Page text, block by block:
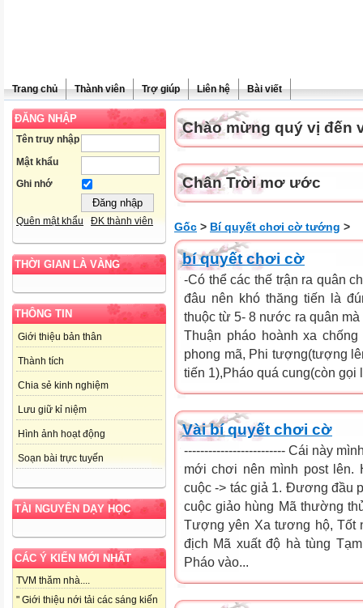
Trang chủ Thành viên Trợ giúp Liên hệ Bài viết
ĐĂNG NHẬP
Tên truy nhập
Mật khẩu
Ghi nhớ
Quên mật khẩu ĐK thành viên
THỜI GIAN LÀ VÀNG
THÔNG TIN
Giới thiệu bản thân
Thành tích
Chia sẻ kinh nghiệm
Lưu giữ kỉ niệm
Hình ảnh hoạt động
Soạn bài trực tuyến
TÀI NGUYÊN DẠY HỌC
CÁC Ý KIẾN MỚI NHẤT
TVM thăm nhà....
" Giới thiệu nới tải các sáng kiến
Chào mừng quý vị đến
Chân Trời mơ ước
Gốc > Bí quyết chơi cờ tướng >
bí quyết chơi cờ
-Có thể các thế trận ra quân
đâu nên khó thăng tiến là
thuộc từ 5- 8 nước ra quân
Thuận pháo hoành xa
phong mã, Phi tượng(tượng
tiến 1),Pháo quá cung(còn gọi
Vài bí quyết chơi cờ
------------------------- Cái này
mới chơi nên mình post
cuộc -> tác giả 1. Đương đầu
cuộc giảo hùng Mã thường
Tượng yên Xa tương hộ, Tốt
địch Mã xuất độ hà tùng
Pháo vào...